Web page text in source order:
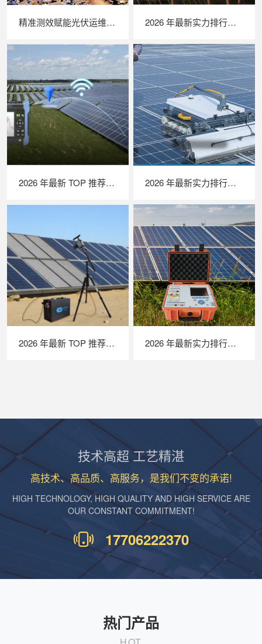
精准测效赋能光伏运维，苏州 LAILX LX‑PV32 便携式 IV 测试仪打造现场检测新标杆 2026 年最新实力排行｜无人机 EL 检测系统 TOP 推荐，LAILX LXH210 深度解析
2026 年最新 TOP 推荐｜绝缘接地综合测试仪实力排行，LAILX LXH601 深度测评 2026 年最新实力排行｜光伏清洗机器人 TOP 推荐，LAILX LX‑H403 深度解析
2026 年最新 TOP 推荐｜便携式 EL 检测仪实力排行，LAILX LXG50 深度测评 2026 年最新实力排行｜便携式 IV 测试仪 TOP 推荐，LAILX LX‑PV31 深度解析
技术高超 工艺精湛
高技术、高品质、高服务，是我们不变的承诺!
HIGH TECHNOLOGY, HIGH QUALITY AND HIGH SERVICE ARE
OUR CONSTANT COMMITMENT!
17706222370
热门产品